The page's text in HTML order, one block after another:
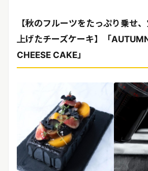
【秋のフルーツをたっぷり乗せ
上げたチーズケーキ】「
CHEESE CAKE」